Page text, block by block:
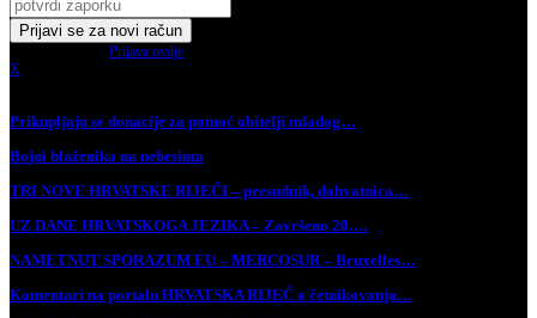
Prijava ovdje
X
Prikupljaju se donacije za pomoć obitelji mladog…
Bojni blaženika na nebesima
TRI NOVE HRVATSKE RIJEČI – presudnik, dohvatnica…
UZ DANE HRVATSKOGA JEZIKA – Završeno 20.…
NAMETNUT SPORAZUM EU – MERCOSUR – Bruxelles…
Komentari na portalu HRVATSKA RIJEČ o četnikovanju…